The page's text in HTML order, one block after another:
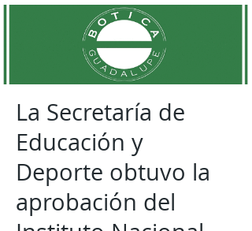
La Secretaría de
Educación y
Deporte obtuvo la
aprobación del